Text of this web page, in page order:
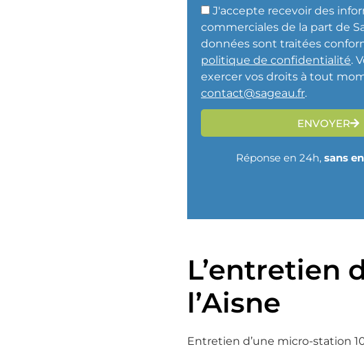
J'accepte recevoir des
commerciales de la part de
données sont traitées
politique de confidentialité.
exercer vos droits à tout
contact@sageau.fr.
ENVOYER
Réponse en 24h, sans
L’entretien
l’Aisne
Entretien d’une micro-station